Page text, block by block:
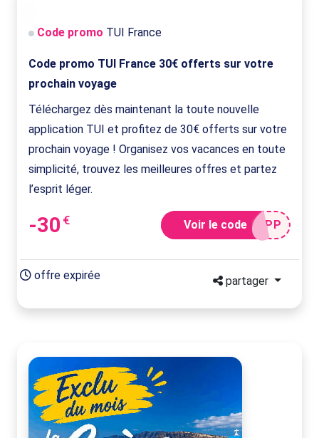
Code promo TUI France
Code promo TUI France 30€ offerts sur votre
prochain voyage
Téléchargez dès maintenant la toute nouvelle
application TUI et profitez de 30€ offerts sur votre
prochain voyage ! Organisez vos vacances en toute
simplicité, trouvez les meilleures offres et partez
l’esprit léger.
-30 € Voir le code APP
offre expirée partager